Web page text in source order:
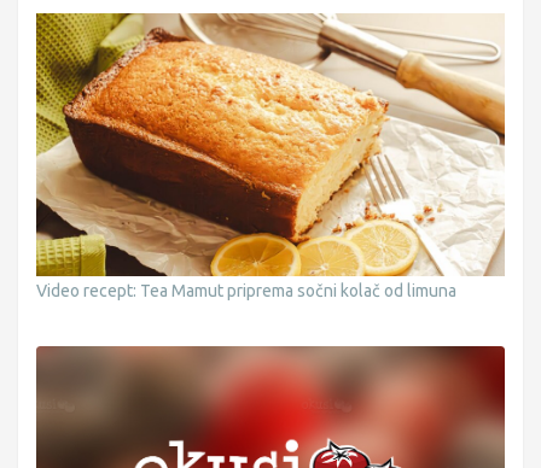
Video recept: Tea Mamut priprema sočni kolač od limuna